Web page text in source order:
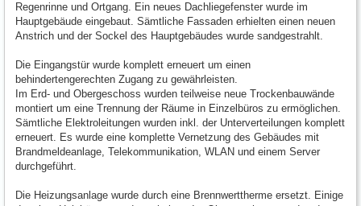
Regenrinne und Ortgang. Ein neues Dachliegefenster wurde im
Hauptgebäude eingebaut. Sämtliche Fassaden erhielten einen neuen
Anstrich und der Sockel des Hauptgebäudes wurde sandgestrahlt.
Die Eingangstür wurde komplett erneuert um einen
behindertengerechten Zugang zu gewährleisten.
Im Erd- und Obergeschoss wurden teilweise neue Trockenbauwände
montiert um eine Trennung der Räume in Einzelbüros zu ermöglichen.
Sämtliche Elektroleitungen wurden inkl. der Unterverteilungen komplett
erneuert. Es wurde eine komplette Vernetzung des Gebäudes mit
Brandmeldeanlage, Telekommunikation, WLAN und einem Server
durchgeführt.
Die Heizungsanlage wurde durch eine Brennwerttherme ersetzt. Einige